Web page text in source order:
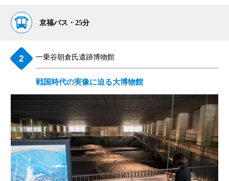
京福バス・25分
一乗谷朝倉氏遺跡博物館
戦国時代の実像に迫る大博物館